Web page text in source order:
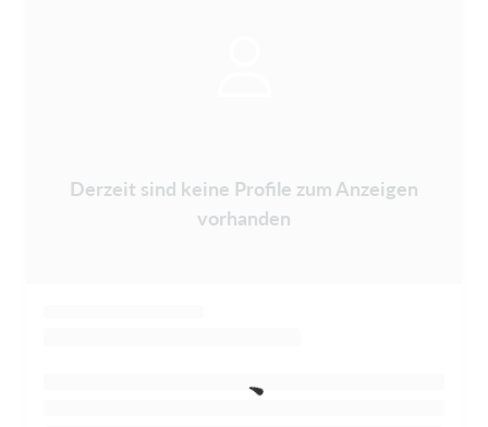
Derzeit sind keine Profile zum Anzeigen
vorhanden